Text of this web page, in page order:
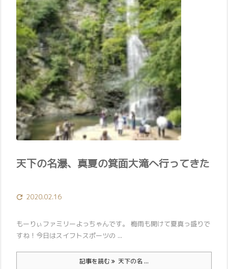
天下の名瀑、真夏の箕面大滝へ行ってきた
 2020.02.16
もーりぃファミリーよっちゃんです。 梅雨も開けて夏真っ盛りで
すね！今日はスイフトスポーツの ...
記事を読む 天下の名 ...